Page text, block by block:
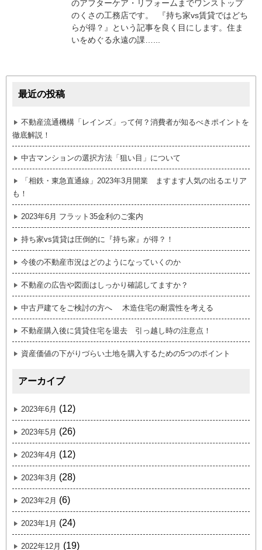
のアフターケア・リフォームまでワンストップ
のくさの工務店です。 『持ち家vs賃貸ではどち
らが得？』という記事を良く目にします。住ま
いをめぐる永遠の課…...
最近の投稿
不動産流通機構「レインズ」って何？消費者が知るべきポイントを
徹底解説！
中古マンションの選択方法「狙い目」について
「相鉄・東急直通線」2023年3月開業 ますます人気の出るエリア
も！
2023年6月 フラット35金利のご案内
持ち家vs賃貸は圧倒的に『持ち家』が得？！
今後の不動産市況はどのようになっていくのか
不動産の広告や図面はしっかり確認してますか？
中古戸建てをご検討の方へ 木造住宅の耐震性を考える
不動産購入後に賃貸住宅を退去 引っ越し時の注意点！
資産価値の下がりづらい土地を購入するための5つのポイント
アーカイブ
2023年6月 (12)
2023年5月 (26)
2023年4月 (12)
2023年3月 (28)
2023年2月 (6)
2023年1月 (24)
2022年12月 (19)